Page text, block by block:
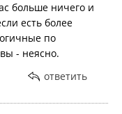
больше ничего и
есть более
по
- неясно.
ответить